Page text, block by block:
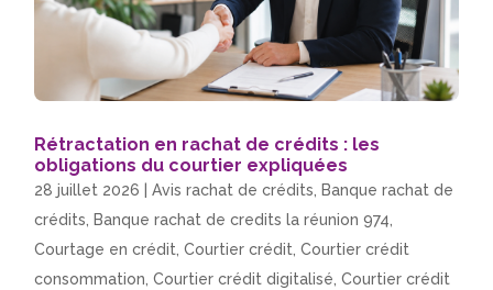
Rétractation en rachat de crédits : les
obligations du courtier expliquées
28 juillet 2026 |Avis rachat de crédits
Banque rachat de
crédits
Banque rachat de credits la réunion 974
Courtage en crédit ,Courtier crédit ,Courtier crédit
consommation ,Courtier crédit digitalisé ,Courtier crédit